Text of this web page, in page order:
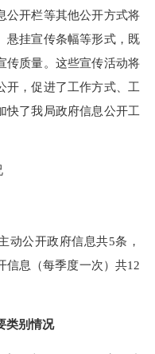
公开栏等其他公开方式将
悬挂宣传条幅等形式，既
传质量。这些宣传活动将
开，促进了工作方式、工
快了我局政府信息公开工
动公开政府信息共5条，
信息（每季度一次）共12
类别情况